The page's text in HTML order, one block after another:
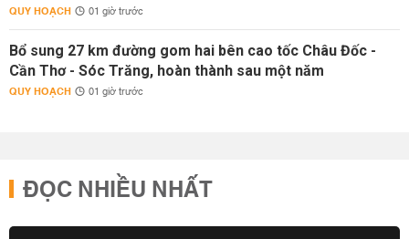
QUY HOẠCH 01 giờ trước
Bổ sung 27 km đường gom hai bên cao tốc Châu Đốc -
Cần Thơ - Sóc Trăng, hoàn thành sau một năm
QUY HOẠCH 01 giờ trước
ĐỌC NHIỀU NHẤT